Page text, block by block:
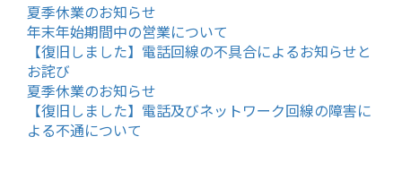
夏季休業のお知らせ
年末年始期間中の営業について
【復旧しました】電話回線の不具合によるお知らせと
お詫び
夏季休業のお知らせ
【復旧しました】電話及びネットワーク回線の障害に
よる不通について